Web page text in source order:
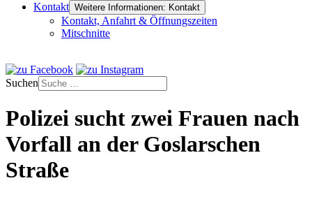
Kontakt Weitere Informationen: Kontakt
Kontakt, Anfahrt & Öffnungszeiten
Mitschnitte
Suchen
Polizei sucht zwei Frauen nach
Vorfall an der Goslarschen
Straße